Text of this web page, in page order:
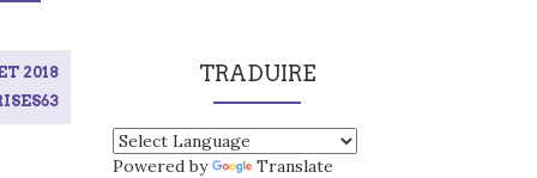
2018
TRADUIRE
Powered by Translate